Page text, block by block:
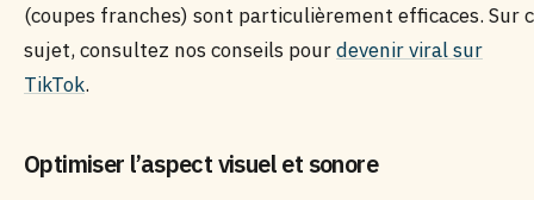
(coupes franches) sont particulièrement efficaces. Sur
sujet, consultez nos conseils pourdevenir viral sur
TikTok.
Optimiser l’aspect visuel et sonore